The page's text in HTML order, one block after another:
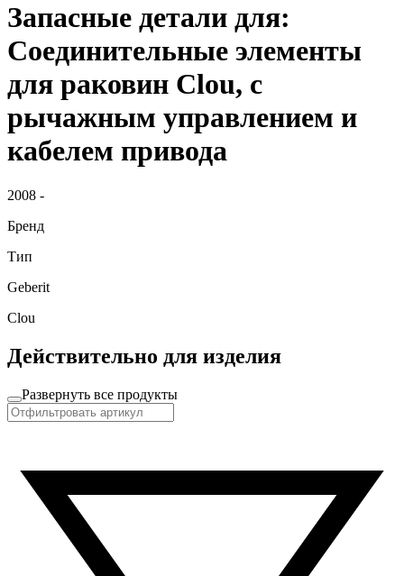
Запасные детали для:
Соединительные элементы
для раковин Clou, с
рычажным управлением и
кабелем привода
2008 -
Бренд
Тип
Geberit
Clou
Действительно для изделия
Развернуть все продукты